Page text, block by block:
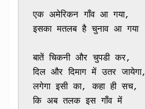
एक अमेरिकन गाँव आ गया,
इसका मतलब है चुनाव आ गया
बातें चिकनी और चुपडी कर,
दिल और दिमाग में उतर जायेगा,
लगेगा इसी का, कहा ही सच,
कि अब तलक इस गाँव में